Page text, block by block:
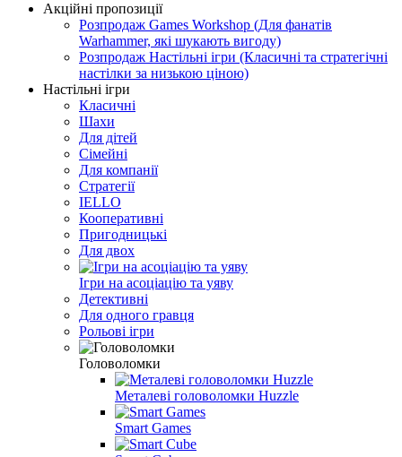
Акційні пропозиції
Розпродаж Games Workshop (Для фанатів
Warhammer, які шукають вигоду)
Розпродаж Настільні ігри (Класичні та стратегічні
настілки за низькою ціною)
Настільні ігри
Класичні
Шахи
Для дітей
Сімейні
Для компанії
Стратегії
IELLO
Кооперативні
Пригодницькі
Для двох
Ігри на асоціацію та уяву
Детективні
Для одного гравця
Рольові ігри
Головоломки
Металеві головоломки Huzzle
Smart Games